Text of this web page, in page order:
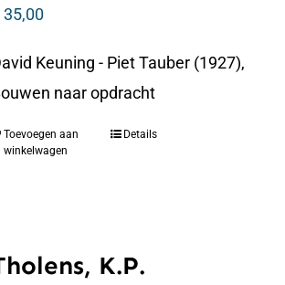
35,00
Keuning - Piet Tauber (1927),
naar opdracht
Toevoegen aan
winkelwagen
Details
K.P.